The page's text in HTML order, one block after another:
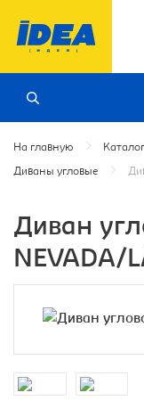
На главную Каталог
Диваны угловые
Диван
NEVADA/